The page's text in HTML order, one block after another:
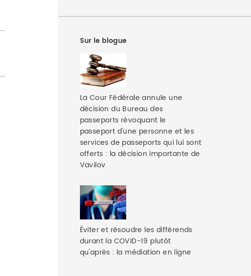
Sur le blogue
La Cour Fédérale annule une
décision du Bureau des
passeports révoquant le
passeport d'une personne et les
services de passeports qui lui sont
offerts : la décision importante de
Vavilov
Éviter et résoudre les différends
durant la COVID-19 plutôt
qu'après : la médiation en ligne